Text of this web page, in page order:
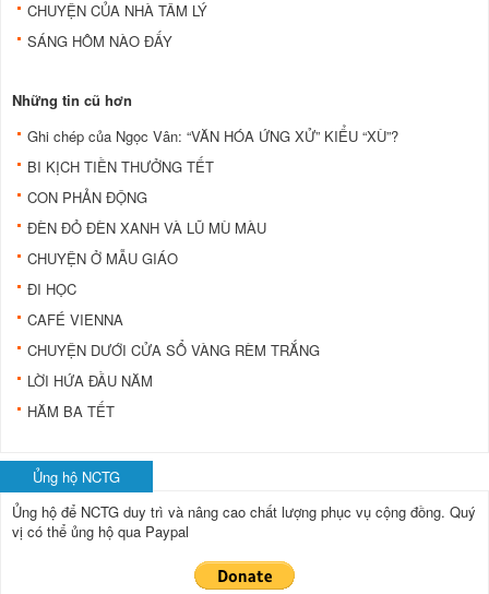
CHUYỆN CỦA NHÀ TÂM LÝ
SÁNG HÔM NÀO ÐẤY
Những tin cũ hơn
Ghi chép của Ngọc Vân: “VĂN HÓA ỨNG XỬ” KIỂU “XÙ”?
BI KỊCH TIỀN THƯỞNG TẾT
CON PHẢN ĐỘNG
ÐÈN ÐỎ ÐÈN XANH VÀ LŨ MÙ MÀU
CHUYỆN Ở MẪU GIÁO
ÐI HỌC
CAFÉ VIENNA
CHUYỆN DƯỚI CỬA SỔ VÀNG RÈM TRẮNG
LỜI HỨA ĐẦU NĂM
HĂM BA TẾT
Ủng hộ NCTG
Ủng hộ để NCTG duy trì và nâng cao chất lượng phục vụ cộng đồng. Quý
vị có thể ủng hộ qua Paypal